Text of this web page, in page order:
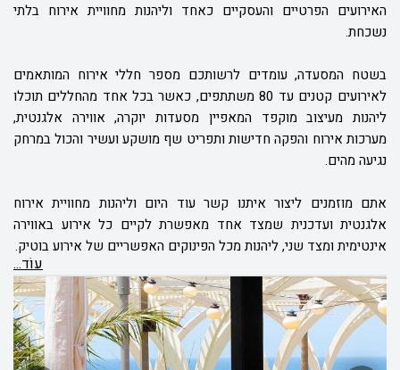
האירועים הפרטיים והעסקיים כאחד וליהנות מחוויית אירוח בלתי
נשכחת.
בשטח המסעדה, עומדים לרשותכם מספר חללי אירוח המותאמים
לאירועים קטנים עד 80 משתתפים, כאשר בכל אחד מהחללים תוכלו
ליהנות מעיצוב מוקפד המאפיין מסעדות יוקרה, אווירה אלגנטית,
מערכות אירוח והפקה חדישות ותפריט שף מושקע ועשיר והכול במרחק
נגיעה מהים.
אתם מוזמנים ליצור איתנו קשר עוד היום וליהנות מחוויית אירוח
אלגנטית ועדכנית שמצד אחד מאפשרת לקיים כל אירוע באווירה
אינטימית ומצד שני, ליהנות מכל הפינוקים האפשריים של אירוע בוטיק.
עוֹד...